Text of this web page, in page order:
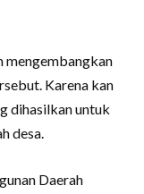
mengembangkan
Karena kan
dihasilkan untuk
desa.
Daerah